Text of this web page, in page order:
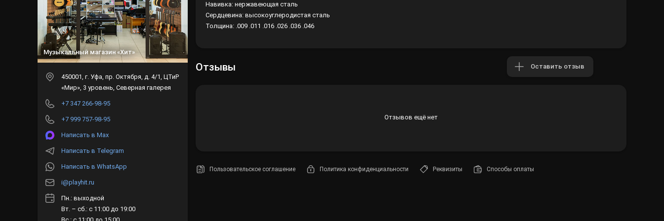
Навивка: нержавеющая сталь
Сердцевина: высокоуглеродистая сталь
Толщина: .009 .011 .016 .026 .036 .046
Отзывы Оставить отзыв
Отзывов ещё нет
Пользовательское соглашение Политика конфиденциальности Реквизиты Способы оплаты
Лампы
Зенитные прожекторы
Музыкальный магазин «Хит»
450001 , г. Уфа пр. Октября, д. 4/1, ЦТиР
«Мир», 3 уровень, Северная галерея
+7 347 266-98-95
+7 999 757-98-95
Написать в Max
Написать в Telegram
Написать в WhatsApp
i@playhit.ru
Пн.: выходной
Вт. – сб.: с 11:00 до 19:00